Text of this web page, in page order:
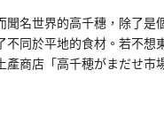
聞名世界的高千穗，除了
不同於平地的食材。若不
商店「高千穂がまだせ市